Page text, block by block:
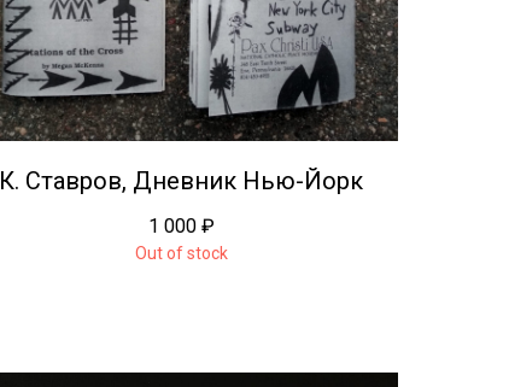
К. Ставров, Дневник Нью-Йорк
1 000 ₽
Out of stock